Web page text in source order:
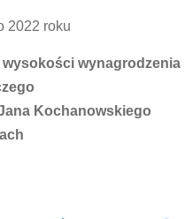
2022 roku
wynagrodzenia
Kochanowskiego